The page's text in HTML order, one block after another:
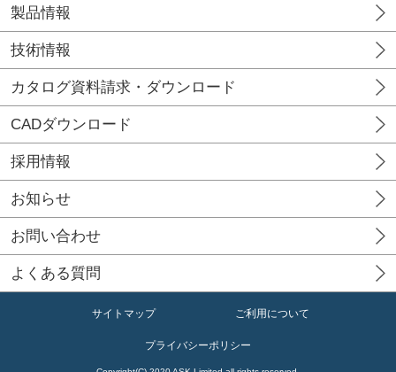
製品情報
技術情報
カタログ資料請求・ダウンロード
CADダウンロード
採用情報
お知らせ
お問い合わせ
よくある質問
サイトマップ ご利用について
プライバシーポリシー